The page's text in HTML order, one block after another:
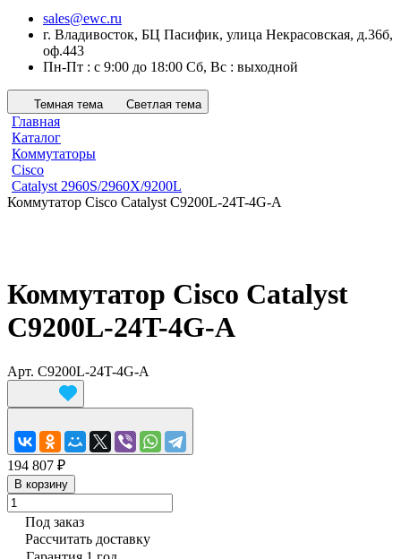
sales@ewc.ru
г. Владивосток, БЦ Пасифик, улица Некрасовская, д.36б,
оф.443
Пн-Пт : с 9:00 до 18:00 Сб, Вс : выходной
Темная тема Светлая тема
Главная
Каталог
Коммутаторы
Cisco
Catalyst 2960S/2960X/9200L
Коммутатор Cisco Catalyst C9200L-24T-4G-A
Коммутатор Cisco Catalyst
C9200L-24T-4G-A
Арт. C9200L-24T-4G-A
194 807 ₽
В корзину
Под заказ
Рассчитать доставку